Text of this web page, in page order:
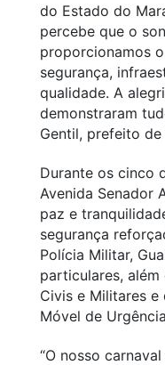
do Estado do
percebe que o
proporcionamos
segurança,
qualidade. A
demonstraram
Gentil, prefeito de
Durante os cinco
Avenida Senador
paz e
segurança
Polícia Militar,
particulares,
Civis e Militares
Móvel de
“O nosso